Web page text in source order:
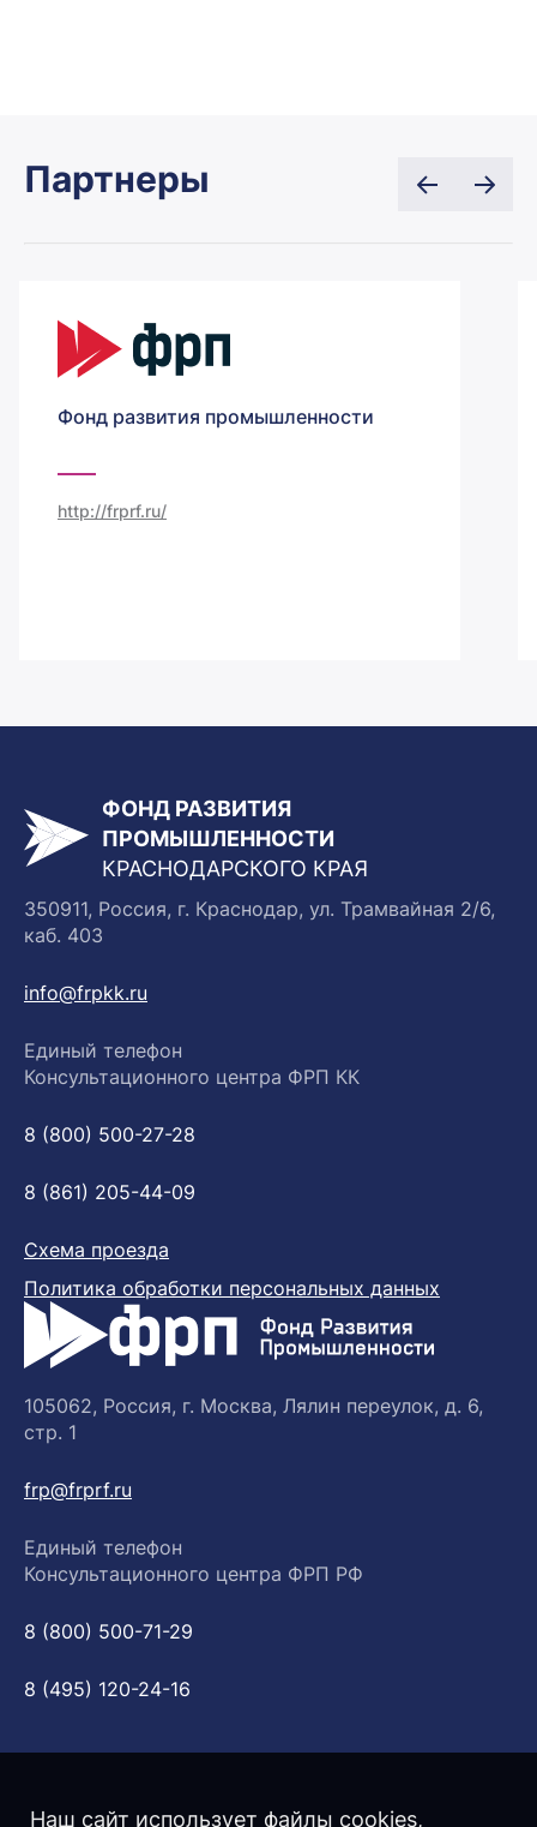
Партнеры
Фонд развития промышленности
http://frprf.ru/
ФОНД РАЗВИТИЯ
ПРОМЫШЛЕННОСТИ
КРАСНОДАРСКОГО КРАЯ
350911, Россия, г. Краснодар, ул. Трамвайная 2/6,
каб. 403
info@frpkk.ru
Единый телефон
Консультационного центра ФРП КК
8 (800) 500-27-28
8 (861) 205-44-09
Схема проезда
Политика обработки персональных данных
105062, Россия, г. Москва, Лялин переулок, д. 6,
стр. 1
frp@frprf.ru
Единый телефон
Консультационного центра ФРП РФ
8 (800) 500-71-29
8 (495) 120-24-16
Наш сайт использует файлы cookies,